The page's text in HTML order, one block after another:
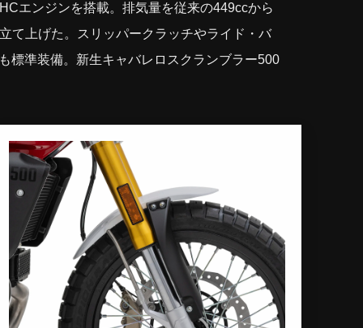
エンジンを搭載。排気量を従来の449ccから
て上げた。スリッパークラッチやライド・バ
標準装備。新生キャバレロスクランブラー500